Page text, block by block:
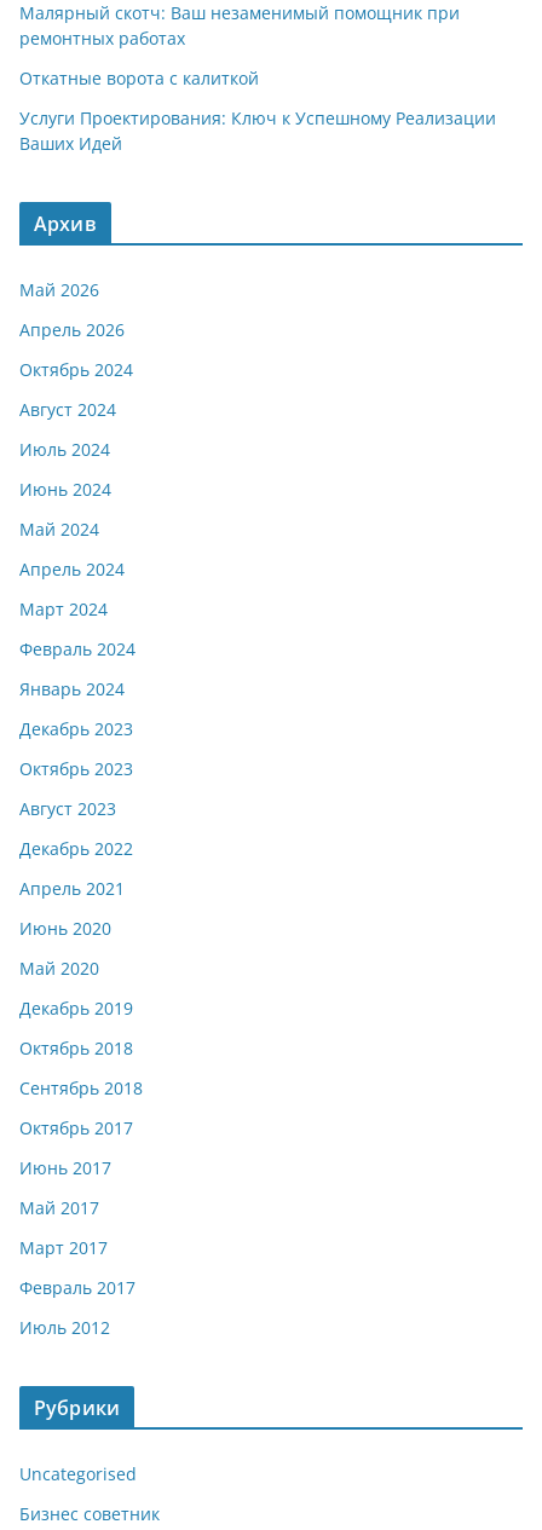
Малярный скотч: Ваш незаменимый помощник при
ремонтных работах
Откатные ворота с калиткой
Услуги Проектирования: Ключ к Успешному Реализации
Ваших Идей
Архив
Май 2026
Апрель 2026
Октябрь 2024
Август 2024
Июль 2024
Июнь 2024
Май 2024
Апрель 2024
Март 2024
Февраль 2024
Январь 2024
Декабрь 2023
Октябрь 2023
Август 2023
Декабрь 2022
Апрель 2021
Июнь 2020
Май 2020
Декабрь 2019
Октябрь 2018
Сентябрь 2018
Октябрь 2017
Июнь 2017
Май 2017
Март 2017
Февраль 2017
Июль 2012
Рубрики
Uncategorised
Бизнес советник